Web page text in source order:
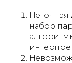
Неточная
набор